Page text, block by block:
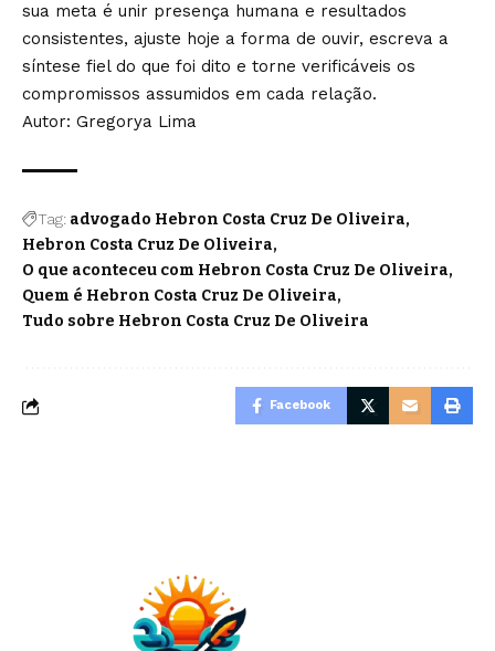
sua meta é unir presença humana e resultados
consistentes, ajuste hoje a forma de ouvir, escreva a
síntese fiel do que foi dito e torne verificáveis os
compromissos assumidos em cada relação.
Autor: Gregorya Lima
Tag: advogado Hebron Costa Cruz De Oliveira
Hebron Costa Cruz De Oliveira
O que aconteceu com Hebron Costa Cruz De Oliveira
Quem é Hebron Costa Cruz De Oliveira
Tudo sobre Hebron Costa Cruz De Oliveira
Facebook